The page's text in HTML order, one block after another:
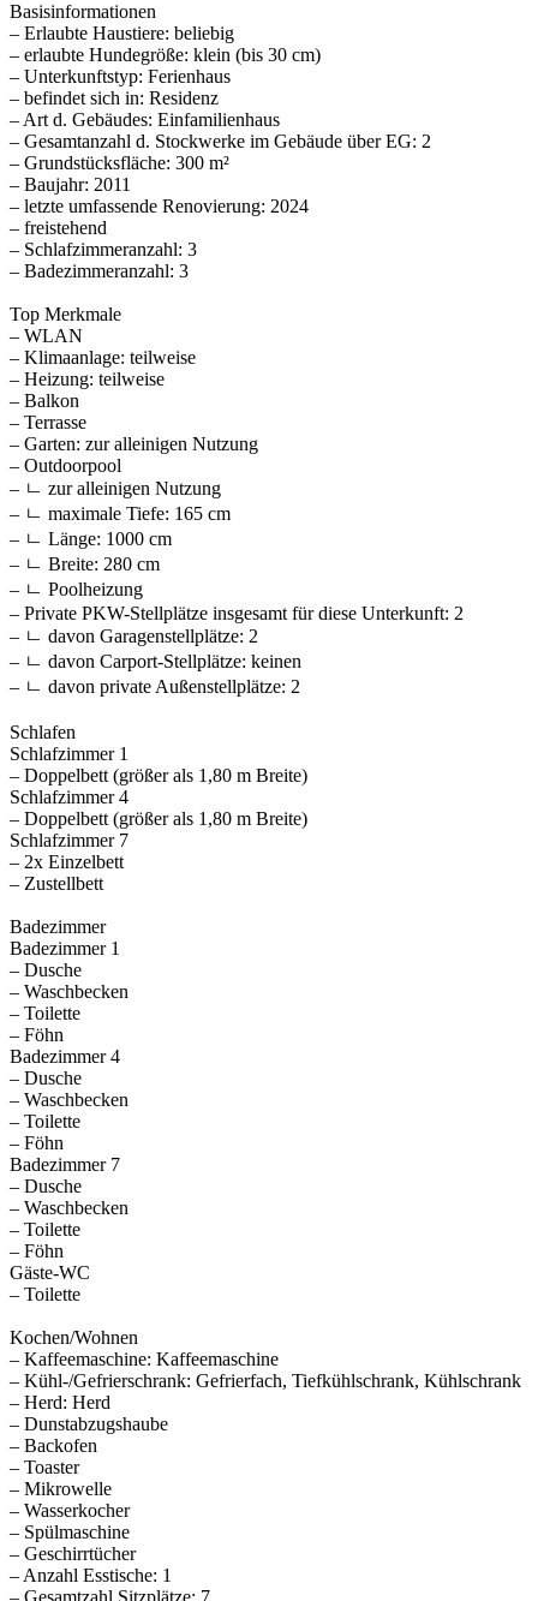
Basisinformationen
– Erlaubte Haustiere: beliebig
– erlaubte Hundegröße: klein (bis 30 cm)
– Unterkunftstyp: Ferienhaus
– befindet sich in: Residenz
– Art d. Gebäudes: Einfamilienhaus
– Gesamtanzahl d. Stockwerke im Gebäude über EG: 2
– Grundstücksfläche: 300 m²
– Baujahr: 2011
– letzte umfassende Renovierung: 2024
– freistehend
– Schlafzimmeranzahl: 3
– Badezimmeranzahl: 3
Top Merkmale
– WLAN
– Klimaanlage: teilweise
– Heizung: teilweise
– Balkon
– Terrasse
– Garten: zur alleinigen Nutzung
– Outdoorpool
– ㄴ zur alleinigen Nutzung
– ㄴ maximale Tiefe: 165 cm
– ㄴ Länge: 1000 cm
– ㄴ Breite: 280 cm
– ㄴ Poolheizung
– Private PKW-Stellplätze insgesamt für diese Unterkunft: 2
– ㄴ davon Garagenstellplätze: 2
– ㄴ davon Carport-Stellplätze: keinen
– ㄴ davon private Außen­stellplätze: 2
Schlafen
Schlafzimmer 1
– Doppelbett (größer als 1,80 m Breite)
Schlafzimmer 4
– Doppelbett (größer als 1,80 m Breite)
Schlafzimmer 7
– 2x Einzelbett
– Zustellbett
Badezimmer
Badezimmer 1
– Dusche
– Waschbecken
– Toilette
– Föhn
Badezimmer 4
– Dusche
– Waschbecken
– Toilette
– Föhn
Badezimmer 7
– Dusche
– Waschbecken
– Toilette
– Föhn
Gäste-WC
– Toilette
Kochen/Wohnen
– Kaffeemaschine: Kaffeemaschine
– Kühl-/Gefrierschrank: Gefrierfach, Tiefkühlschrank, Kühlschrank
– Herd: Herd
– Dunstabzugshaube
– Backofen
– Toaster
– Mikrowelle
– Wasserkocher
– Spülmaschine
– Geschirrtücher
– Anzahl Esstische: 1